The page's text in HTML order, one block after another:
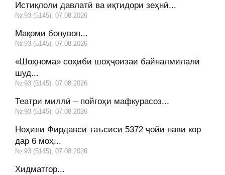
Истиқлоли давлатӣ ва иқтидори зеҳнӣ...
№:93 (5145), 07.08.2026
Мақоми бонувон...
№:93 (5145), 07.08.2026
«Шоҳнома» соҳиби шоҳҷоизаи байналмилалӣ
шуд...
№:93 (5145), 07.08.2026
Театри миллӣ – пойгоҳи мафкурасоз...
№:93 (5145), 07.08.2026
Ноҳияи Фирдавсӣ таъсиси 5372 ҷойи нави кор
дар 6 моҳ...
№:93 (5145), 07.08.2026
Хидматгор...